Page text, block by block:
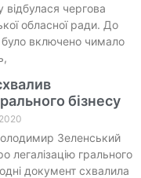
чергова
обласної ради. До
включено чимало
бізнесу
Зеленський
легалізацію грального
документ схвалила